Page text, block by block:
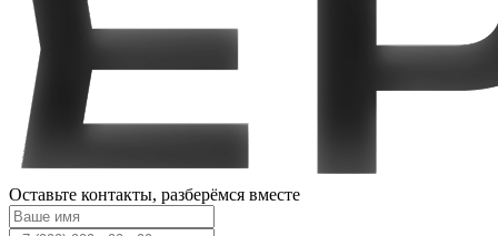
Оставьте контакты, разберёмся вместе